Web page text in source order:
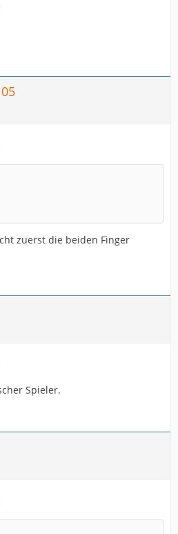
zuerst die beiden Finger
Spieler.